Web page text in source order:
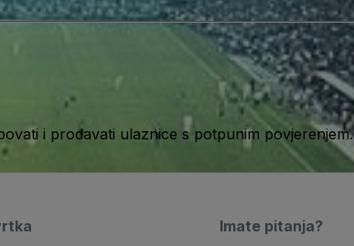
i prodavati ulaznice s potpunim povjerenjem.
Imate pitanja?